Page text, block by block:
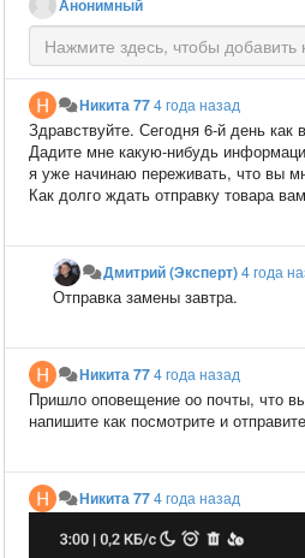
Анонимный
Никита 774 года назад
Здравствуйте. Сегодня 6-й день как
Дадите мне какую-нибудь
я уже начинаю переживать, что вы
Как долго ждать отправку товара
Дмитрий (Эксперт)4 года
Отправка замены завтра.
Никита 774 года назад
Пришло оповещение оо почты, что
напишите как посмотрите и
Никита 774 года назад